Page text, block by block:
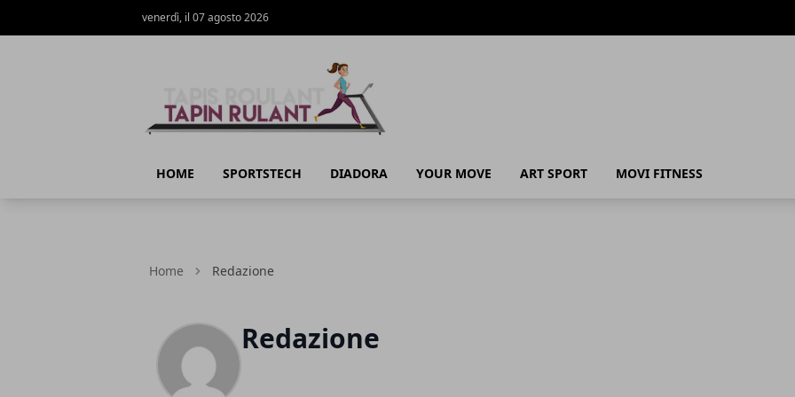
venerdì, il 07 agosto 2026
HOME SPORTSTECH DIADORA YOUR MOVE ART SPORT MOVI FITNESS
Home Redazione
Redazione